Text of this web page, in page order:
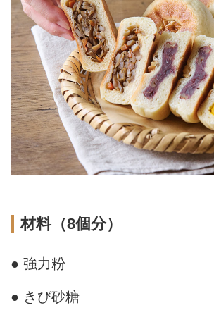
材料（8個分）
● 強力粉
● きび砂糖